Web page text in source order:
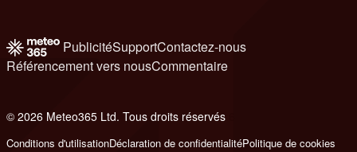
PublicitéSupportContactez-nous
Référencement vers nousCommentaire
© 2026 Meteo365 Ltd. Tous droits réservés
Conditions d'utilisationDéclaration de confidentialitéPolitique de cookies